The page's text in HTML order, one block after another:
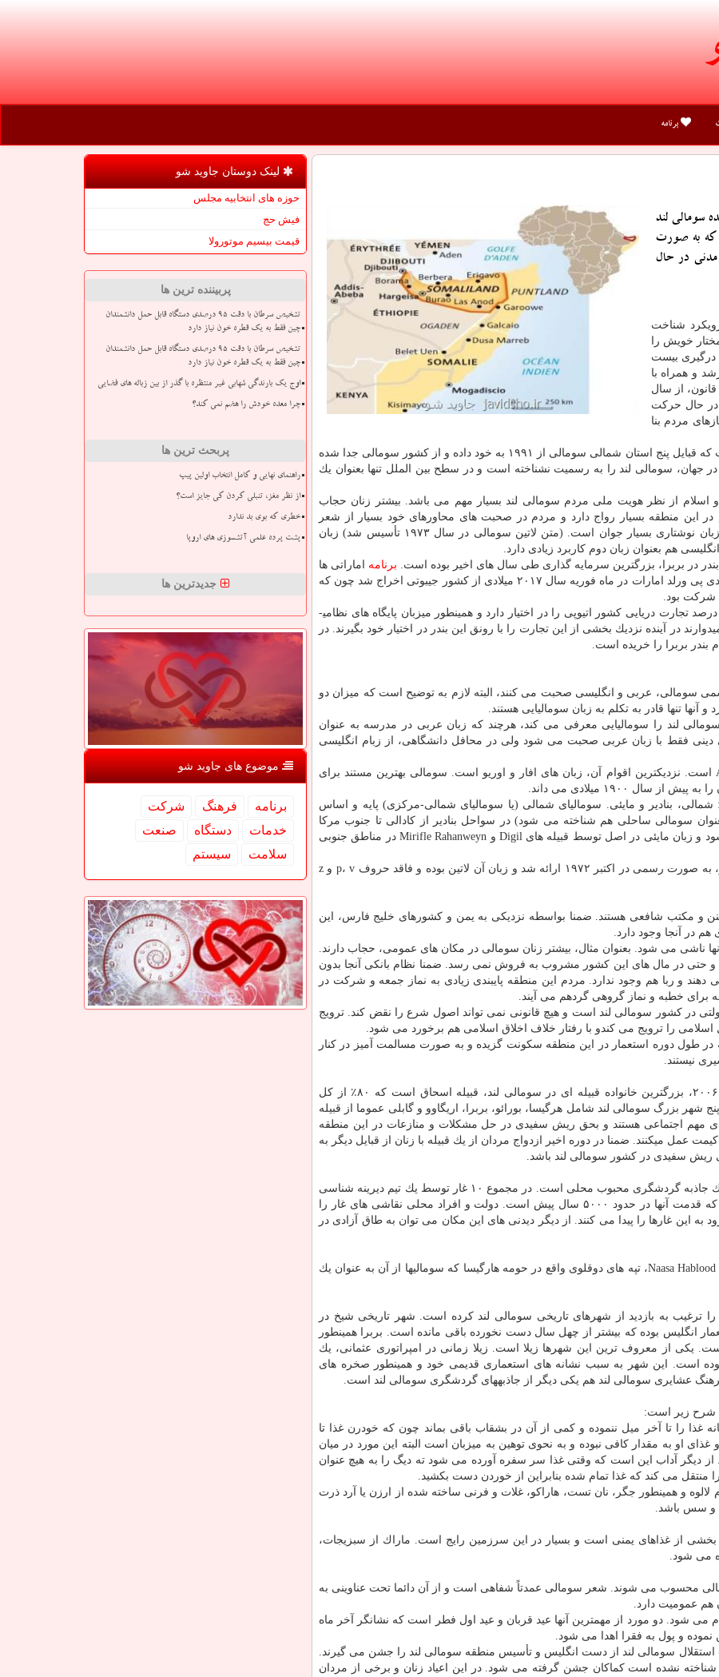
برنامه
سومالی ­لند
كه به صورت
در حال
شناخت
خویش را
درگیری بیست
و همراه با
از سال
در حال حركت
مردم بنا
سومالی لند با نام رسمی جمهوری سومالی لند، نامی است كه قبایل پنج استان شمالی سومالی از ۱۹۹۱ به خود داده و از كشور سومالی جدا شده
جهان، سومالی لند را به رسمیت نشناخته است و در سطح بین الملل تنها بعنوان یك
از نظر هویت ملی مردم سومالی ­لند بسیار مهم می باشد. بیشتر زنان حجاب
منطقه بسیار رواج دارد و مردم در صحبت های محاوره­ای خود بسیار از شعر
استفاده می نمایند. زبان نوشتاری مردم سومالی­ لند یك زبان نوشتاری بسیار جوان است. (متن لاتین سومالی در سال ۱۹۷۳ تأسیس شد) زبان
هم بعنوان زبان دوم كاربرد زیادی دارد.
برنامه اماراتی ها
دی پی ورلد امارات در ماه فوریه سال ۲۰۱۷ میلادی از كشور جیبوتی اخراج شد چون كه
كه در همسایگی سومالی لند است، حالا حدود ۹۰ درصد تجارت دریایی كشور اتیوپی را در اختیار دارد و همینطور میزبان پایگاه های نظامی­
در آینده نزدیك بخشی از این تجارت را با رونق این بندر در اختیار خود بگیرند. در
سومالی، عربی و انگلیسی صحبت می كنند، البته لازم به توضیح است كه میزان دو
تنها قادر به تكلم به زبان سومالیایی هستند.
در سال ۲۰۰۱ زبان رسمی سومالی­ لند را سومالیایی معرفی می ­كند، هرچند كه زبان عربی در مدرسه به عنوان
فقط با زبان عربی صحبت می شود ولی در محافل دانشگاهی، از زبام انگلیسی
زبان سومالی متعلق به شاخه كوشیتی خاندان Afroasiatic است. نزدیكترین اقوام آن، زبان های افار و اوریو است. سومالی بهترین مستند برای
۱۹۰۰ میلادی می داند.
بنادیر و مایئی. سومالیای شمالی (یا سومالیای شمالی-مركزی) پایه و اساس
سومالی ساحلی هم شناخته می شود) در سواحل بنادیر از كادالی تا جنوب مركا
همچون موگادیشو و همینطور در مناطق مرزی صحبت میشود و زبان مایئی در اصل توسط قبیله های Digil و Mirifle Rahanweyn در مناطق جنوبی
الفبای جدید سومالی از زمان دولت رئیس جمهور سیاد بار، به صورت رسمی در اكتبر ۱۹۷۲ ارائه شد و زبان آن لاتین بوده و فاقد حروف p، v و z
و مكتب شافعی هستند. ضمنا بواسطه نزدیكی به یمن و كشورهای خلیج فارس، این
در آنجا وجود دارد.
ناشی می شود. بعنوان مثال، بیشتر زنان سومالی در مكان های عمومی، حجاب دارند.
حتی در مال­ های این كشور مشروب به فروش نمی رسد. ضمنا نظام بانكی آنجا بدون
­دهند و ربا هم وجود ندارد. مردم این منطقه پایبندی زیادی به نماز جمعه و شركت در
برای خطبه و نماز گروهی گردهم می آیند.
در كشور سومالی­ لند است و هیچ قانونی نمی­ تواند اصول شرع را نقض كند. ترویج
را ترویج می كندو با رفتار خلاف اخلاق اسلامی هم برخورد می ­شود.
در طول دوره استعمار در این منطقه سكونت گزیده و به صورت مسالمت آمیز در كنار
نیستند.
سومالی لند حدود ۴.۵ میلیون نفر جمعیت دارد. از سال ۲۰۰۶، بزرگترین خانواده قبیله ­ای در سومالی ­لند، قبیله اسحاق است كه ۸۰٪ از كل
بزرگ سومالی ­لند شامل هرگیسا، بورائو، بربرا، اریگاوو و گابلی عموما از قبیله
مهم اجتماعی هستند و بحق ریش سفیدی در حل مشكلات و منازعات در این منطقه
عمل میكنند. ضمنا در دوره اخیر ازدواج مردان از یك قبیله با زنان از قبایل دیگر به
ریش سفیدی در كشور سومالی­ لند باشد.
غارهای واقع شده در Laas Geel، واقع در حومه هارگیسا، یك جاذبه گردشگری محبوب محلی است. در مجموع ۱۰ غار توسط یك تیم دیرینه شناسی
فرانسوی در سال ۲۰۰۲ كشف شد و اعتقاد بر این است كه قدمت آنها در حدود ۵۰۰۰ سال پیش است. دولت و افراد محلی نقاشی های غار را
این غارها را پیدا می كنند. از دیگر دیدنی ­های این مكان می توان به طاق آزادی در
جاذبه های طبیعی در سراسر منطقه هم موجود بوده مانند Naasa Hablood، تپه های دوقلوی واقع در حومه هارگیسا كه سومالی­ها از آن به عنوان یك
ترغیب به بازدید از شهرهای تاریخی سومالی ­لند كرده است. شهر تاریخی شیخ در
انگلیس بوده كه بیشتر از چهل سال دست نخورده باقی مانده است. بربرا همینطور
یكی از معروف ترین این شهرها زیلا است. زیلا زمانی در امپراتوری عثمانی، یك
است. این شهر به سبب نشانه­ های استعماری قدیمی خود و همینطور صخره های
عشایری سومالی­ لند هم یكی دیگر از جاذبههای گردشگری سومالی ­لند است.
شرح زیر است:
غذا را تا آخر میل ننموده و كمی از آن در بشقاب باقی بماند چون كه خودرن غذا تا
او به مقدار كافی نبوده و به نحوی توهین به میزبان است البته این مورد در میان
دیگر آداب این است كه وقتی غذا سر سفره آورده می شود ته­ دیگ را به هیچ عنوان
منتقل می كند كه غذا تمام شده بنابراین از خوردن دست بكشید.
و همینطور جگر، نان تست، هاراكو، غلات و فرنی ساخته شده از ارزن یا آرد ذرت
و سس باشد.
از غذاهای یمنی است و بسیار در این سرزمین رایج است. ماراك از سبزیجات،
می شود.
محسوب می شوند. شعر سومالی عمدتاً شفاهی است و از آن دائما تحت عناوینی به
هم عمومیت دارد.
شود. دو مورد از مهمترین آنها عید قربان و عید اول فطر است كه نشانگر آخر ماه
نموده و پول به فقرا اهدا می شود.
و ۱۸ می است كه به ترتیب استقلال سومالی ­لند از دست انگلیس و تأسیس منطقه سومالی­ لند را جشن می ­گیرند.
نشده است كماكان جشن گرفته می شود. در این اعیاد زنان و برخی از مردان
لینک دوستان جاوید شو
حوزه های انتخابیه مجلس
فیش حج
قیمت بیسیم موتورولا
پربیننده ترین ها
تشخیص سرطان با دقت ۹۵ درصدی دستگاه قابل حمل دانشمندان
چین فقط به یک قطره خون نیاز دارد
تشخیص سرطان با دقت ۹۵ درصدی دستگاه قابل حمل دانشمندان
چین فقط به یک قطره خون نیاز دارد
اوج یک بارندگی شهابی غیر منتظره با گذر از بین زباله های فضایی
چرا معده خودش را هضم نمی کند؟
پربحث ترین ها
راهنمای نهایی و کامل انتخاب اولین پیپ
از نظر مغز، تنبلی کردن کی جایز است؟
خطری که بوی بد ندارد
پشت پرده علمی آتشسوزی های اروپا
جدیدترین ها
موضوع های جاوید شو
برنامه فرهنگ
شركت
خدمات
دستگاه
صنعت
سلامت
سیستم